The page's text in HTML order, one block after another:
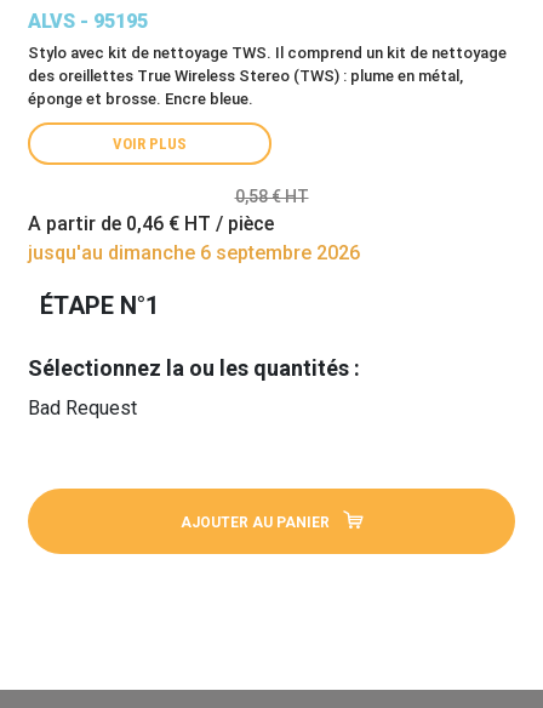
ALVS - 95195
Stylo avec kit de nettoyage TWS. Il comprend un kit de nettoyage
des oreillettes True Wireless Stereo (TWS) : plume en métal,
éponge et brosse. Encre bleue.
VOIR PLUS
0,58 € HT
A partir de 0,46 € HT / pièce
jusqu'au dimanche 6 septembre 2026
ÉTAPE N°1
Sélectionnez la ou les quantités :
Bad Request
AJOUTER AU PANIER